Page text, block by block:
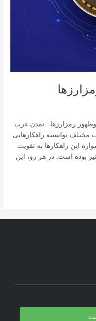
رمزارزها تمدن غرب
توانسته راهکارهایی
این راهکارها به تقویت
بوده است. در هر رو،‌ این